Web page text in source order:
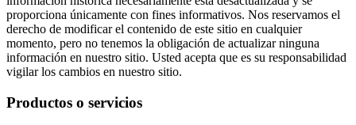
proporciona únicamente con fines informativos. Nos reservamos el
derecho de modificar el contenido de este sitio en cualquier
momento, pero no tenemos la obligación de actualizar ninguna
información en nuestro sitio. Usted acepta que es su responsabilidad
vigilar los cambios en nuestro sitio.
Productos o servicios